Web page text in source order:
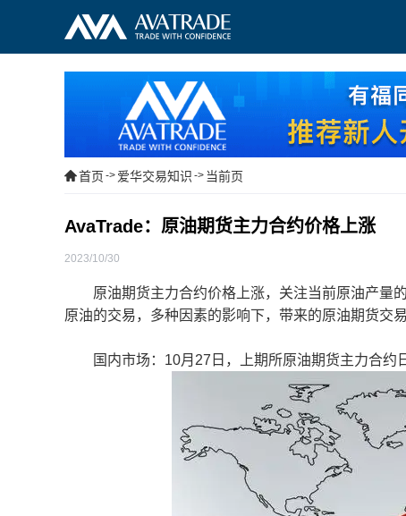
首页 -> 爱华交易知识 -> 当前页
AvaTrade：原油期货主力合约价格上涨
2023/10/30
原油期货主力合约价格上涨，关注当前原油产量的
原油的交易，多种因素的影响下，带来的原油期货交
国内市场：10月27日，上期所原油期货主力合约日